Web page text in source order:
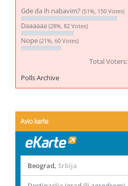
Gde da ih nabavim? (51%, 150 Votes)
Daaaaaa (28%, 82 Votes)
Nope (21%, 60 Votes)
Total Voters:
Polls Archive
Avio karte
Beograd, Srbija